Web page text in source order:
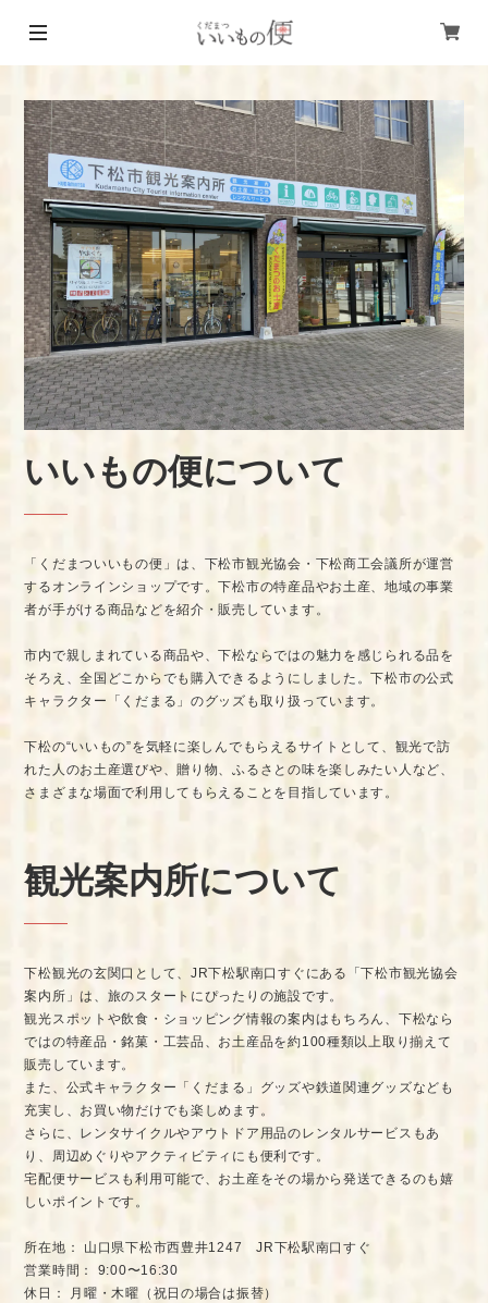
いいもの便について
「くだまついいもの便」は、下松市観光協会・下松商工会議所が運営
するオンラインショップです。下松市の特産品やお土産、地域の事業
者が手がける商品などを紹介・販売しています。
市内で親しまれている商品や、下松ならではの魅力を感じられる品を
そろえ、全国どこからでも購入できるようにしました。下松市の公式
キャラクター「くだまる」のグッズも取り扱っています。
下松の“いいもの”を気軽に楽しんでもらえるサイトとして、観光で訪
れた人のお土産選びや、贈り物、ふるさとの味を楽しみたい人など、
さまざまな場面で利用してもらえることを目指しています。
観光案内所について
下松観光の玄関口として、JR下松駅南口すぐにある「下松市観光協会
案内所」は、旅のスタートにぴったりの施設です。
観光スポットや飲食・ショッピング情報の案内はもちろん、下松なら
ではの特産品・銘菓・工芸品、お土産品を約100種類以上取り揃えて
販売しています。
また、公式キャラクター「くだまる」グッズや鉄道関連グッズなども
充実し、お買い物だけでも楽しめます。
さらに、レンタサイクルやアウトドア用品のレンタルサービスもあ
り、周辺めぐりやアクティビティにも便利です。
宅配便サービスも利用可能で、お土産をその場から発送できるのも嬉
しいポイントです。
所在地： 山口県下松市西豊井1247 JR下松駅南口すぐ
営業時間： 9:00〜16:30
休日： 月曜・木曜（祝日の場合は振替）